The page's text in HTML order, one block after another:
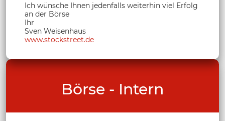
Ich wünsche Ihnen jedenfalls weiterhin viel Erfolg
an der Börse
Ihr
Sven Weisenhaus
www.stockstreet.de
Börse - Intern